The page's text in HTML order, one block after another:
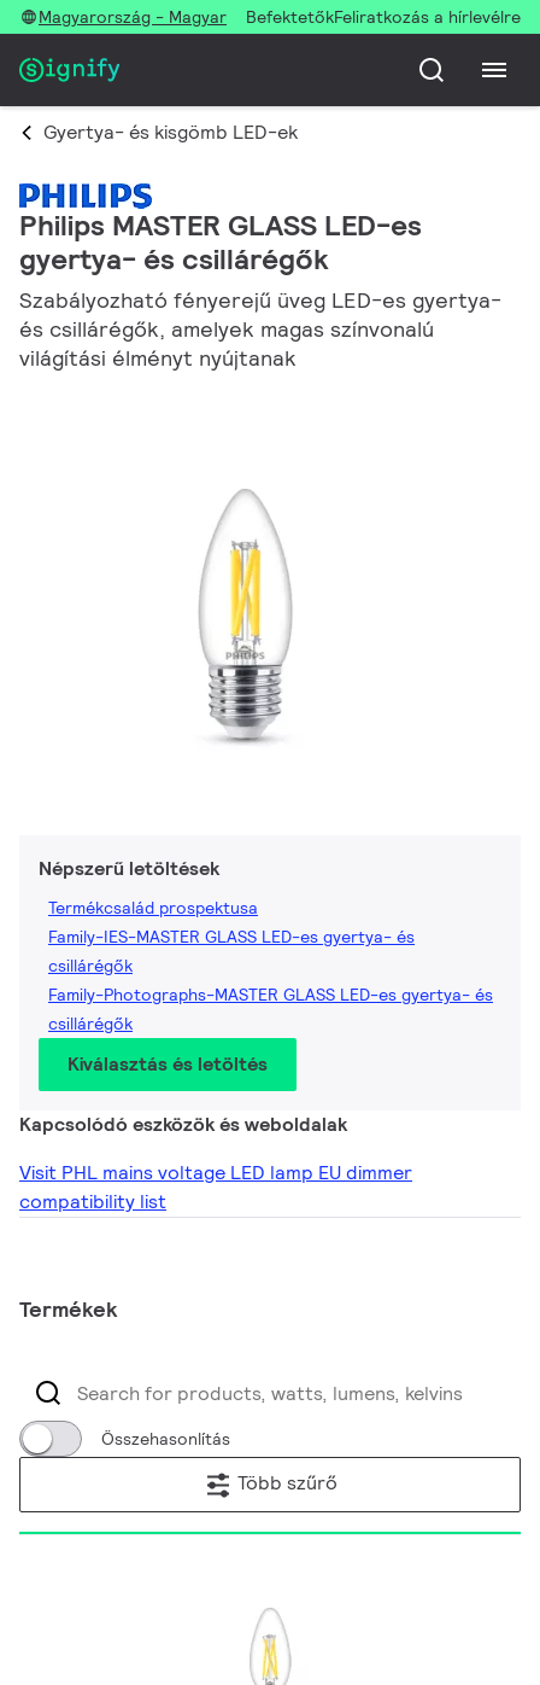
Magyarország - Magyar BefektetőkFeliratkozás a hírlevélre
Gyertya- és kisgömb LED-ek
Philips MASTER GLASS LED-es
gyertya- és csillárégők
Szabályozható fényerejű üveg LED-es gyertya-
és csillárégők, amelyek magas színvonalú
világítási élményt nyújtanak
Népszerű letöltések
Termékcsalád prospektusa
Family-IES-MASTER GLASS LED-es gyertya- és
csillárégők
Family-Photographs-MASTER GLASS LED-es gyertya- és
csillárégők
Kiválasztás és letöltés
Kapcsolódó eszközök és weboldalak
Visit PHL mains voltage LED lamp EU dimmer
compatibility list
Termékek
Összehasonlítás
Több szűrő